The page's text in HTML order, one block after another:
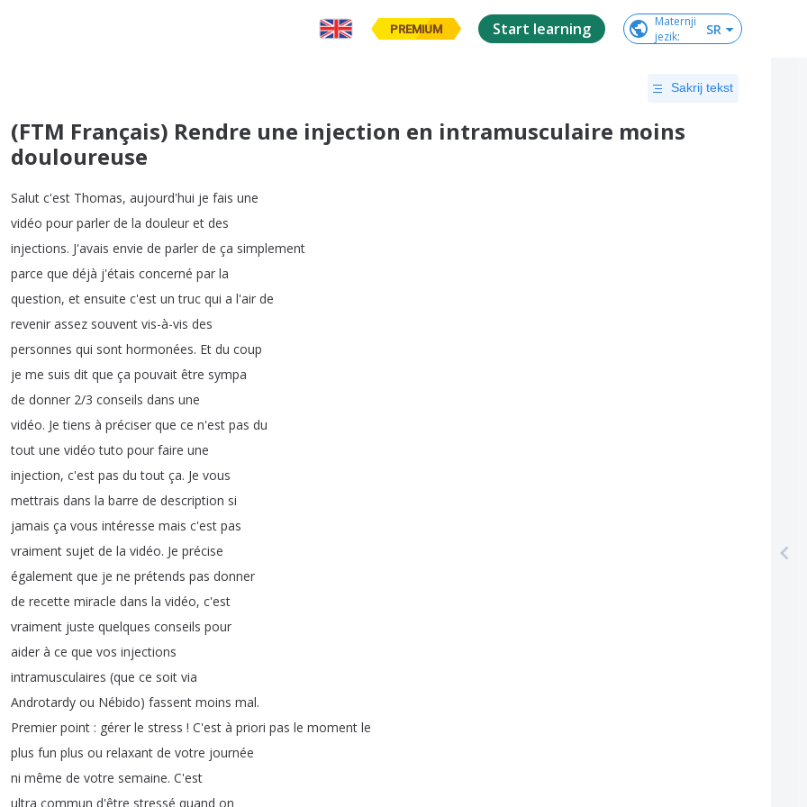
PREMIUM Start learning
Maternji
jezik: SR
Sakrij tekst
(FTM Français) Rendre une injection en intramusculaire moins
douloureuse
Salut c'est Thomas, aujourd'hui je fais une
vidéo pour parler de la douleur et des
injections. J'avais envie de parler de ça simplement
parce que déjà j'étais concerné par la
question, et ensuite c'est un truc qui a l'air de
revenir assez souvent vis-à-vis des
personnes qui sont hormonées. Et du coup
je me suis dit que ça pouvait être sympa
de donner 2/3 conseils dans une
vidéo. Je tiens à préciser que ce n'est pas du
tout une vidéo tuto pour faire une
injection, c'est pas du tout ça. Je vous
mettrais dans la barre de description si
jamais ça vous intéresse mais c'est pas
vraiment sujet de la vidéo. Je précise
également que je ne prétends pas donner
de recette miracle dans la vidéo, c'est
vraiment juste quelques conseils pour
aider à ce que vos injections
intramusculaires (que ce soit via
Androtardy ou Nébido) fassent moins mal.
Premier point : gérer le stress ! C'est à priori pas le moment le
plus fun plus ou relaxant de votre journée
ni même de votre semaine. C'est
ultra commun d'être stressé quand on